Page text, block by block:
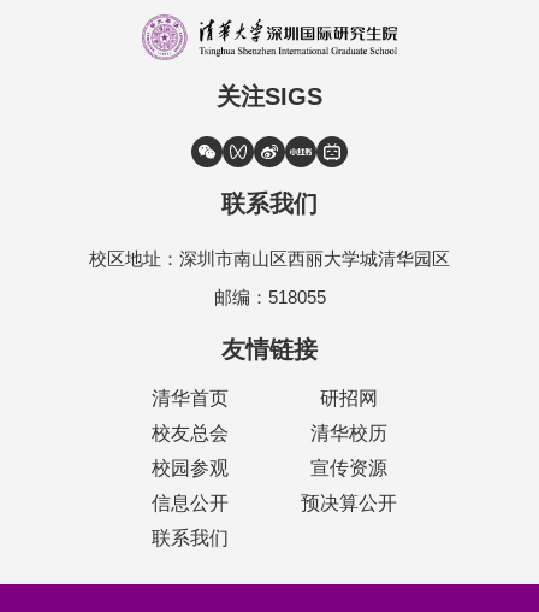
关注SIGS
联系我们
校区地址：深圳市南山区西丽大学城清华园区
邮编：518055
友情链接
清华首页
研招网
校友总会
清华校历
校园参观
宣传资源
信息公开
预决算公开
联系我们